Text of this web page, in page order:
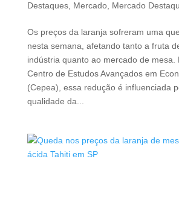
Destaques, Mercado, Mercado
Os preços da laranja sofreram uma
nesta semana, afetando tanto a fruta
indústria quanto ao mercado de mesa.
Centro de Estudos Avançados em
(Cepea), essa redução é influenciada
qualidade da...